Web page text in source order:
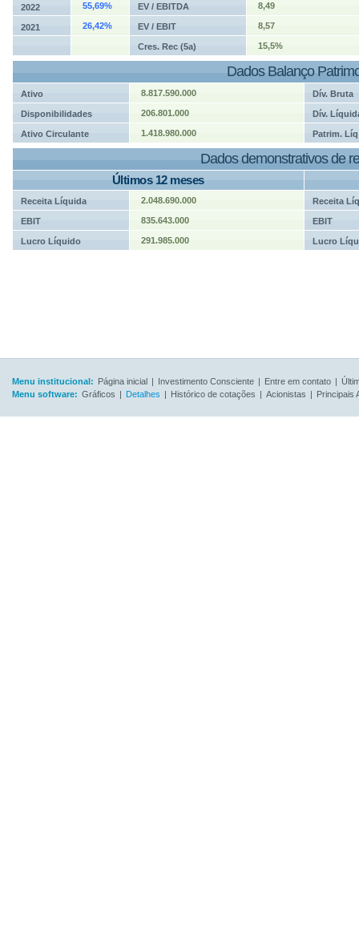
2022 55,69% EV / EBITDA 8,49
2021 26,42% EV / EBIT 8,57
Cres. Rec (5a) 15,5%
Dados Balanço
Ativo 8.817.590.000 Dív. Bruta
Disponibilidades 206.801.000 Dív.
Ativo Circulante 1.418.980.000 Patrim. Líq
Dados demonstrativos de
Últimos 12 meses
Receita Líquida 2.048.690.000 Receita
EBIT 835.643.000 EBIT
Lucro Líquido 291.985.000 Lucro
Menu institucional: Página inicial | Investimento Consciente | Entre em contato |
Menu software: Gráficos | Detalhes | Histórico de cotações | Acionistas | Principais